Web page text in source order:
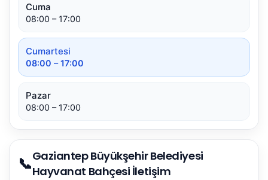
Cuma
08:00 – 17:00
Cumartesi
08:00 – 17:00
Pazar
08:00 – 17:00
📞Gaziantep Büyükşehir Belediyesi
Hayvanat Bahçesi İletişim